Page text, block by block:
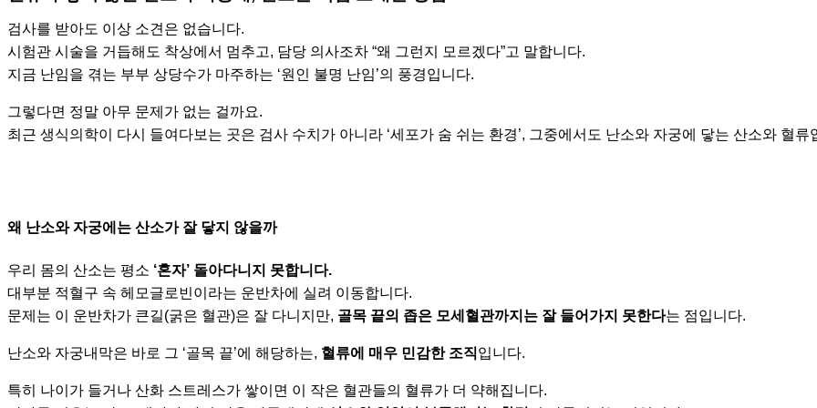
검사를 받아도 이상 소견은 없습니다.
시험관 시술을 거듭해도 착상에서 멈추고, 담당 의사조차 “왜 그런지 모르겠다”고 말합니다.
지금 난임을 겪는 부부 상당수가 마주하는 ‘원인 불명 난임’의 풍경입니다.
그렇다면 정말 아무 문제가 없는 걸까요.
최근 생식의학이 다시 들여다보는 곳은 검사 수치가 아니라 ‘세포가 숨 쉬는 환경’, 그중에서도 난소와 자궁에 닿는 산소와 혈류
왜 난소와 자궁에는 산소가 잘 닿지 않을까
우리 몸의 산소는 평소 ‘혼자’ 돌아다니지 못합니다.
대부분 적혈구 속 헤모글로빈이라는 운반차에 실려 이동합니다.
문제는 이 운반차가 큰길(굵은 혈관)은 잘 다니지만, 골목 끝의 좁은 모세혈관까지는 잘 들어가지 못한다는 점입니다.
난소와 자궁내막은 바로 그 ‘골목 끝’에 해당하는, 혈류에 매우 민감한 조직입니다.
특히 나이가 들거나 산화 스트레스가 쌓이면 이 작은 혈관들의 혈류가 더 약해집니다.